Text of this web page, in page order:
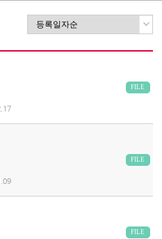
FILE
FILE
FILE